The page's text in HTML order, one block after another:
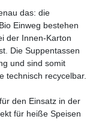
das: die
Einweg bestehen
der Innen-Karton
Die Suppentassen
und sind somit
technisch recycelbar.
den Einsatz in der
für heiße Speisen